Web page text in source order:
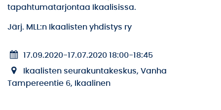
tapahtumatarjontaa Ikaalisissa.
Järj. MLL:n Ikaalisten yhdistys ry
17.09.2020-17.07.2020 18:00-18:45
Ikaalisten seurakuntakeskus, Vanha
Tampereentie 6, Ikaalinen